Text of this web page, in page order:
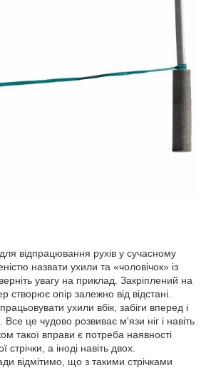
відпрацювання рухів у сучасному
назвати ухили та «чоловічок» із
увагу на приклад. Закріплений на
створює опір залежно від відстані.
ухили вбік, забіги вперед і
Все це чудово розвиває м'язи ніг і навіть
такої вправи є потреба наявності
стрічки, а іноді навіть двох.
відмітимо, що з такими стрічками